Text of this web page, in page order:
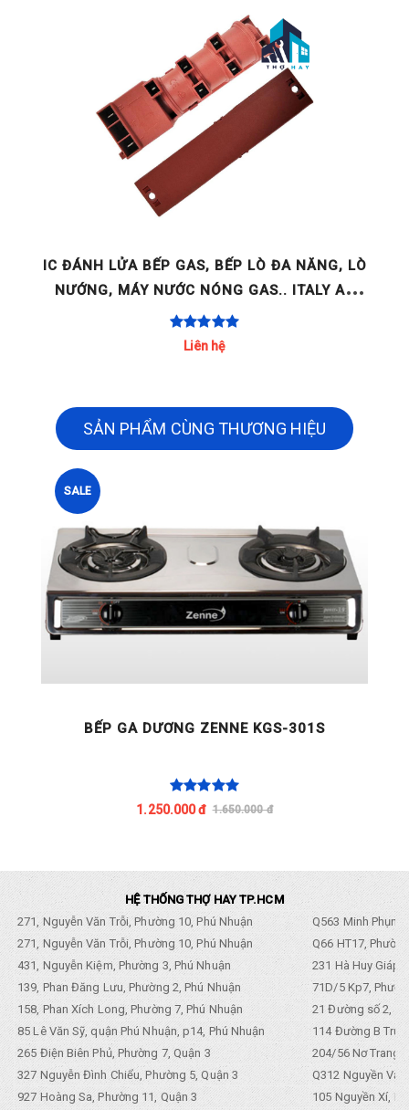
LÒ
BẾP GAS DƯƠNG GTT
390.000 đ
SẢN PHẨM CÙNG THƯƠNG HIỆU
BẾP GA DƯƠNG ZENNE KGS-206E
1.250.000 đ 1.350.000 đ
HỆ THỐNG THỢ HAY TP.HCM
271, Nguyễn Văn Trỗi, Phường 10, Phú Nhuận
Q563 Minh
271, Nguyễn Văn Trỗi, Phường 10, Phú Nhuận
Q66 HT17,
431, Nguyễn Kiệm, Phường 3, Phú Nhuận
231 Hà Huy Giáp,
139, Phan Đăng Lưu, Phường 2, Phú Nhuận
71D/5 Kp7,
158, Phan Xích Long, Phường 7, Phú Nhuận
21 Đường số 2,
85 Lê Văn Sỹ, quận Phú Nhuận, p14, Phú Nhuận
114 Đường B
265 Điện Biên Phủ, Phường 7, Quận 3
204/56 Nơ Trang
327 Nguyễn Đình Chiểu, Phường 5, Quận 3
Q312 Nguyền
927 Hoàng Sa, Phường 11, Quận 3
105 Nguyền Xí,